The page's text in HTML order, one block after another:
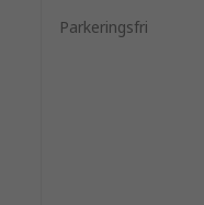
Parkeringsfri